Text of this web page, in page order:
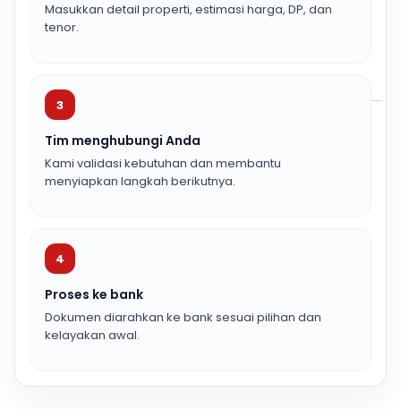
Masukkan detail properti, estimasi harga, DP, dan
tenor.
3
Tim menghubungi Anda
Kami validasi kebutuhan dan membantu
menyiapkan langkah berikutnya.
4
Proses ke bank
Dokumen diarahkan ke bank sesuai pilihan dan
kelayakan awal.